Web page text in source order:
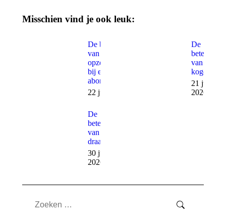
Misschien vind je ook leuk:
De betekenis
van een
opzegtermijn
bij een
abonnement
22 juli 2026
De
betekenis
van
kogeldruk
21 juli
2026
De
betekenis
van een
draaiboek
30 juni
2026
Search: